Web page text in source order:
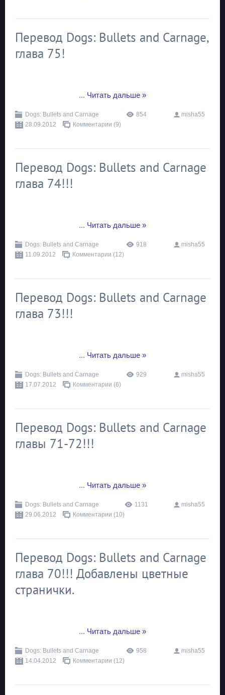
Перевод Dogs: Bullets and Carnage,
глава 75!
... Читать дальше »
Dogs: Bullets and Carnage 854
misha55
28.09.2012
Комментарии (9)
Перевод Dogs: Bullets and Carnage
глава 74!!!
... Читать дальше »
Dogs: Bullets and Carnage 918
misha55
11.09.2012
Комментарии (12)
Перевод Dogs: Bullets and Carnage
глава 73!!!
... Читать дальше »
Dogs: Bullets and Carnage 929
misha55
17.07.2012
Комментарии (6)
Перевод Dogs: Bullets and Carnage
главы 71-72!!!
... Читать дальше »
Dogs: Bullets and Carnage 1131
misha55
29.06.2012
Комментарии (10)
Перевод Dogs: Bullets and Carnage
глава 70!!! Добавлены цветные
странички.
... Читать дальше »
Dogs: Bullets and Carnage 958
misha55
14.04.2012
Комментарии (12)